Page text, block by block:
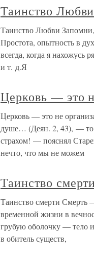
Таинство Любви
Таинство Любви
Простота, опытность в
всегда, когда я нахожусь
и т. д.Я
Церковь — это
Церковь — это не
душе… (Деян. 2, 43), — то
страхом! — пояснял
нечто, что мы не можем
Таинство
Таинство смерти Смерть
временной жизни в
грубую оболочку — тело
в обитель существ,